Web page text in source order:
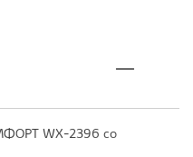
WX-2396 со